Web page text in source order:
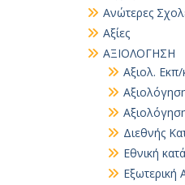
Ανώτερες
Αξίες
ΑΞΙΟΛΟΓΗΣΗ
Αξιολ.
Διεθνής
Εθνική
Εξωτερική